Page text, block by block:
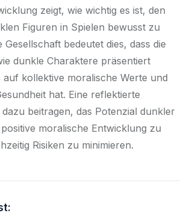
zeigt, wie wichtig es ist, den
Figuren in Spielen bewusst zu
Gesellschaft bedeutet dies, dass die
dunkle Charaktere präsentiert
kollektive moralische Werte und
hat. Eine reflektierte
beitragen, das Potenzial dunkler
moralische Entwicklung zu
Risiken zu minimieren.